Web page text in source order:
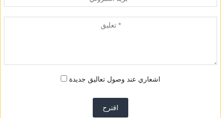
اشعاري عند وصول تعاليق جديدة
اقترح